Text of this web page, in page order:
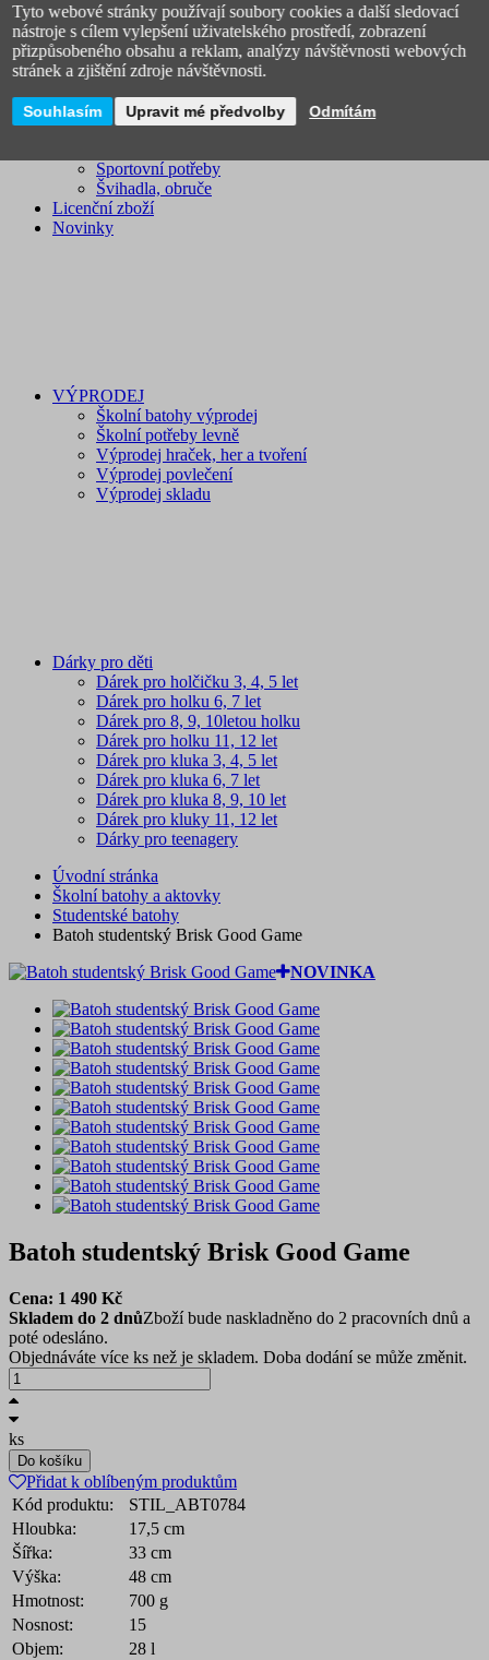
Sport, outdoor
Plavání
Fotbal
Míče
Pálky, rakety, hokejky
Sportovní potřeby
Švihadla, obruče
Licenční zboží
Novinky
VÝPRODEJ
Školní batohy výprodej
Školní potřeby levně
Výprodej hraček, her a tvoření
Výprodej povlečení
Výprodej skladu
Dárky pro děti
Dárek pro holčičku 3, 4, 5 let
Dárek pro holku 6, 7 let
Dárek pro 8, 9, 10letou holku
Dárek pro holku 11, 12 let
Dárek pro kluka 3, 4, 5 let
Dárek pro kluka 6, 7 let
Dárek pro kluka 8, 9, 10 let
Dárek pro kluky 11, 12 let
Dárky pro teenagery
Úvodní stránka
Školní batohy a aktovky
Studentské batohy
Batoh studentský Brisk Good Game
NOVINKA
Batoh studentský Brisk Good Game
Cena: 1 490 Kč
Skladem do 2 dnůZboží bude naskladněno do 2 pracovních dnů a
poté odesláno.
Objednáváte více ks než je skladem. Doba dodání se může změnit.
ks
Do košíku
Přidat k oblíbeným produktům
Kód produktu:
STIL_ABT0784
Hloubka:
17,5 cm
Šířka:
33 cm
Výška:
48 cm
Hmotnost:
700 g
Nosnost:
15
Objem:
28 l
Tyto webové stránky používají soubory cookies a další sledovací
nástroje s cílem vylepšení uživatelského prostředí, zobrazení
přizpůsobeného obsahu a reklam, analýzy návštěvnosti webových
stránek a zjištění zdroje návštěvnosti.
Souhlasím Upravit mé předvolby Odmítám